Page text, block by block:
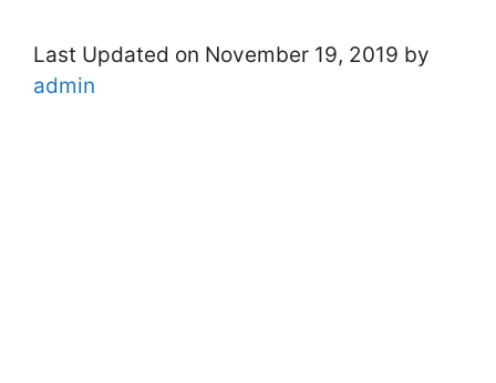
Last Updated on November 19, 2019 by
admin